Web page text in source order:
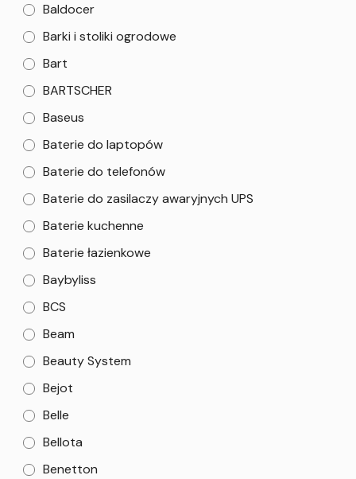
Baldocer
Barki i stoliki ogrodowe
Bart
BARTSCHER
Baseus
Baterie do laptopów
Baterie do telefonów
Baterie do zasilaczy awaryjnych UPS
Baterie kuchenne
Baterie łazienkowe
Baybyliss
BCS
Beam
Beauty System
Bejot
Belle
Bellota
Benetton